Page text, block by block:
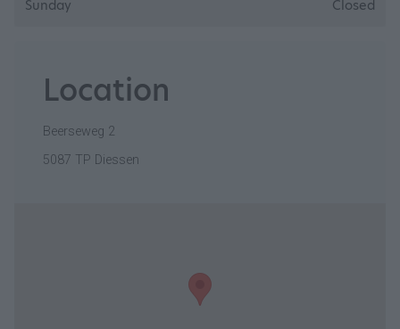
Sunday Closed
Location
Beerseweg 2
5087 TP Diessen